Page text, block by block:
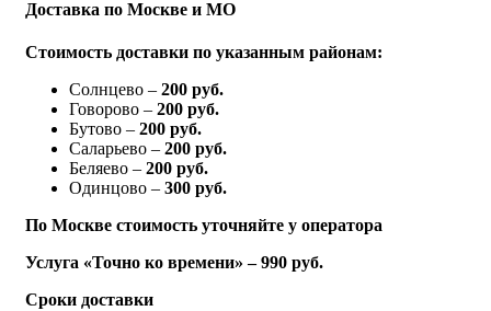
Доставка по Москве и МО
Стоимость доставки по указанным районам:
Солнцево – 200 руб.
Говорово – 200 руб.
Бутово – 200 руб.
Саларьево – 200 руб.
Беляево – 200 руб.
Одинцово – 300 руб.
По Москве стоимость уточняйте у оператора
Услуга «Точно ко времени» – 990 руб.
Сроки доставки